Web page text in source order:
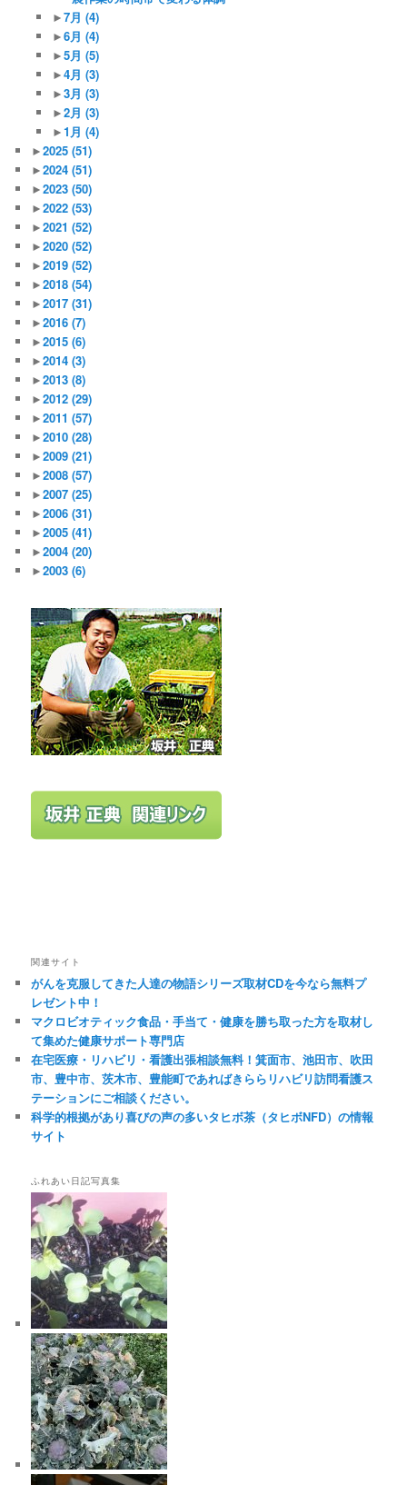
►7月 (4)
►6月 (4)
►5月 (5)
►4月 (3)
►3月 (3)
►2月 (3)
►1月 (4)
►2025(51)
►2024(51)
►2023(50)
►2022(53)
►2021(52)
►2020(52)
►2019(52)
►2018(54)
►2017(31)
►2016(7)
►2015(6)
►2014(3)
►2013(8)
►2012(29)
►2011(57)
►2010(28)
►2009(21)
►2008(57)
►2007(25)
►2006(31)
►2005(41)
►2004(20)
►2003(6)
関連サイト
がんを克服してきた人達の物語シリーズ取材CDを今なら無料プ
レゼント中！
マクロビオティック食品・手当て・健康を勝ち取った方を取材し
て集めた健康サポート専門店
在宅医療・リハビリ・看護出張相談無料！箕面市、池田市、吹田
市、豊中市、茨木市、豊能町であればきららリハビリ訪問看護ス
テーションにご相談ください。
科学的根拠があり喜びの声の多いタヒボ茶（タヒボNFD）の情報
サイト
ふれあい日記写真集